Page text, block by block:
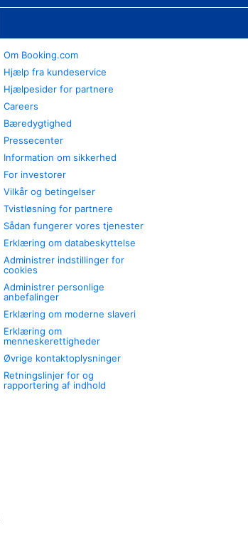
Om Booking.com
Hjælp fra kundeservice
Hjælpesider for partnere
Careers
Bæredygtighed
Pressecenter
Information om sikkerhed
For investorer
Vilkår og betingelser
Tvistløsning for partnere
Sådan fungerer vores tjenester
Erklæring om databeskyttelse
Administrer indstillinger for
cookies
Administrer personlige
anbefalinger
Erklæring om moderne slaveri
Erklæring om
menneskerettigheder
Øvrige kontaktoplysninger
Retningslinjer for og
rapportering af indhold